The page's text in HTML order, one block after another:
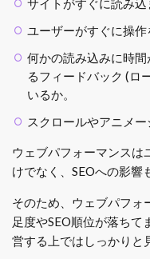
サイトがすぐに読み込
ユーザーがすぐに操
何かの読み込みに時
るフィードバック (ロ
いるか。
スクロールやアニメー
ウェブパフォーマンスは
けでなく、SEOへの影響
そのため、ウェブパフォ
足度やSEO順位が落ち
営する上ではしっかりと